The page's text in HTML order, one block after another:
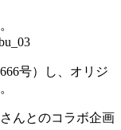
号）し、オリジ
んとのコラボ企画